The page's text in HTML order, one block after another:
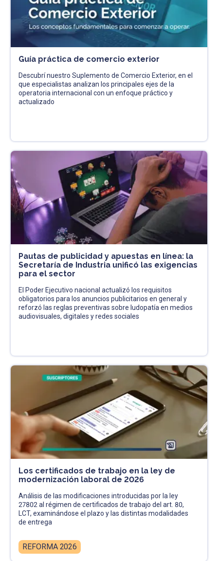
Guía práctica de comercio exterior
Descubrí nuestro Suplemento de Comercio Exterior, en el
que especialistas analizan los principales ejes de la
operatoria internacional con un enfoque práctico y
actualizado
Pautas de publicidad y apuestas en línea: la
Secretaría de Industria unificó las exigencias
para el sector
El Poder Ejecutivo nacional actualizó los requisitos
obligatorios para los anuncios publicitarios en general y
reforzó las reglas preventivas sobre ludopatía en medios
audiovisuales, digitales y redes sociales
Los certificados de trabajo en la ley de
modernización laboral de 2026
Análisis de las modificaciones introducidas por la ley
27802 al régimen de certificados de trabajo del art. 80,
LCT, examinándose el plazo y las distintas modalidades
de entrega
REFORMA 2026